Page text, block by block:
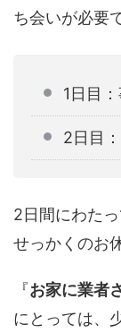
ち会いが必要
1日目
2日目
2日間にわた
せっかくのお
『お家に業者
にとっては、